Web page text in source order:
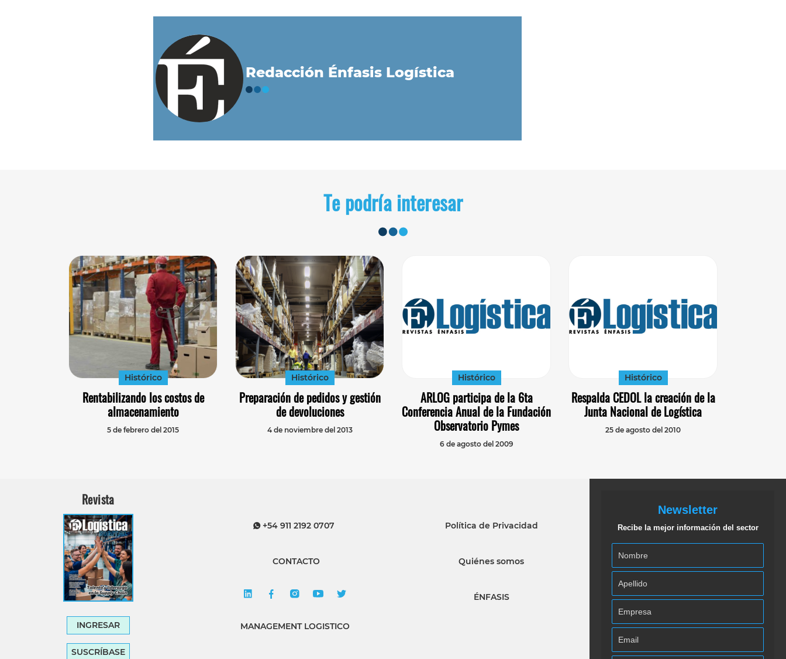
Redacción Énfasis Logística
Te podría interesar
Histórico
Rentabilizando los costos de
almacenamiento
5 de febrero del 2015
Histórico
Preparación de pedidos y gestión
de devoluciones
4 de noviembre del 2013
Histórico
ARLOG participa de la 6ta
Conferencia Anual de la Fundación
Observatorio Pymes
6 de agosto del 2009
Histórico
Respalda CEDOL la creación de la
Junta Nacional de Logística
25 de agosto del 2010
Revista
INGRESAR
SUSCRÍBASE
+54 911 2192 0707
CONTACTO
MANAGEMENT LOGISTICO
Política de Privacidad
Quiénes somos
ÉNFASIS
Newsletter
Recibe la mejor información del sector